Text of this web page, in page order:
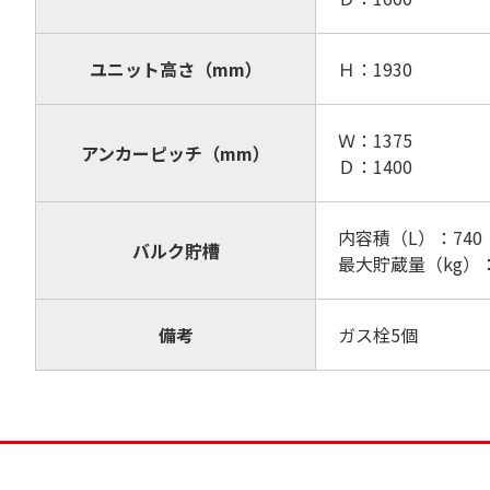
ユニット高さ（mm） Ｈ：1930
アンカーピッチ（mm）
Ｗ：1375
Ｄ：1400
バルク貯槽
内容積（L）：740
最大貯蔵量（kg）
備考 ガス栓5個